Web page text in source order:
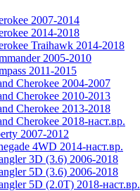
2007-2014
2014-2018
Traihawk 2014-2018
2005-2010
2011-2015
Cherokee 2004-2007
Cherokee 2010-2013
Cherokee 2013-2018
Cherokee 2018-наст.вр.
2007-2012
4WD 2014-наст.вр.
3D (3.6) 2006-2018
5D (3.6) 2006-2018
5D (2.0T) 2018-наст.вр.